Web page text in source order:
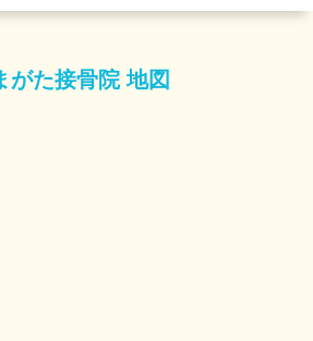
がた接骨院 地図